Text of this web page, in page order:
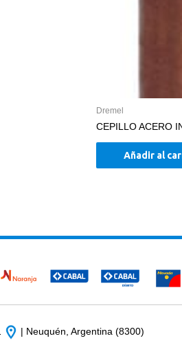
Dremel
CEPILLO ACERO
Añadir al
| Neuquén, Argentina (8300)